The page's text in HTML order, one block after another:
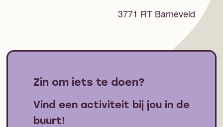
3771 RT Barneveld
Zin om iets te doen?
Vind een activiteit bij jou in de
buurt!